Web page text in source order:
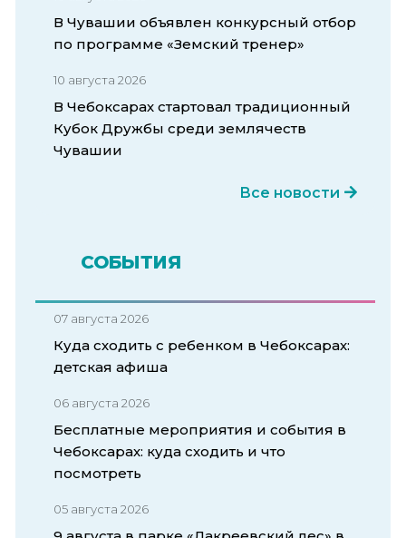
В Чувашии объявлен конкурсный отбор
по программе «Земский тренер»
10 августа 2026
В Чебоксарах стартовал традиционный
Кубок Дружбы среди землячеств
Чувашии
Все новости
СОБЫТИЯ
07 августа 2026
Куда сходить с ребенком в Чебоксарах:
детская афиша
06 августа 2026
Бесплатные мероприятия и события в
Чебоксарах: куда сходить и что
посмотреть
05 августа 2026